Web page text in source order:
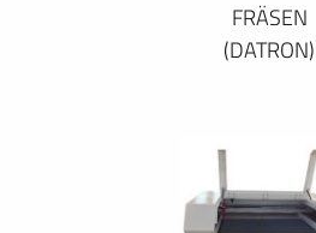
FRÄSEN
(DATRON)